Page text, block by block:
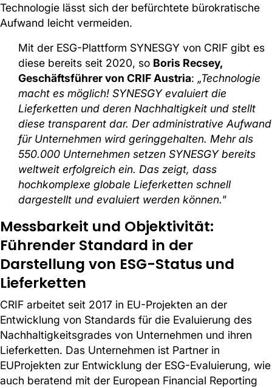
Technologie lässt sich der befürchtete bürokratische
Aufwand leicht vermeiden.
Mit der ESG-Plattform SYNESGY von CRIF gibt es
diese bereits seit 2020, so Boris Recsey,
Geschäftsführer von CRIF Austria: „Technologie
macht es möglich! SYNESGY evaluiert die
Lieferketten und deren Nachhaltigkeit und stellt
diese transparent dar. Der administrative Aufwand
für Unternehmen wird geringgehalten. Mehr als
550.000 Unternehmen setzen SYNESGY bereits
weltweit erfolgreich ein. Das zeigt, dass
hochkomplexe globale Lieferketten schnell
dargestellt und evaluiert werden können."
Messbarkeit und Objektivität:
Führender Standard in der
Darstellung von ESG-Status und
Lieferketten
CRIF arbeitet seit 2017 in EU-Projekten an der
Entwicklung von Standards für die Evaluierung des
Nachhaltigkeitsgrades von Unternehmen und ihren
Lieferketten. Das Unternehmen ist Partner in
EUProjekten zur Entwicklung der ESG-Evaluierung, wie
auch beratend mit der European Financial Reporting